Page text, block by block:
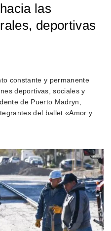
las
deportivas
constante y permanente
deportivas, sociales y
de Puerto Madryn,
del ballet «Amor y